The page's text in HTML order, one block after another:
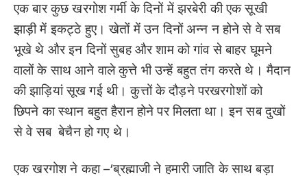
एक बार कुछ खरगोश गर्मी के दिनों में झरबेरी की एक सूखी
झाड़ी में इकट्ठे हुए। खेतों में उन दिनों अन्न न होने से वे सब
भूखे थे और इन दिनों सुबह और शाम को गांव से बाहर घूमने
वालों के साथ आने वाले कुत्ते भी उन्हें बहुत तंग करते थे। मैदान
की झाड़ियां सूख गई थी। कुत्तों के दौड़ने परखरगोशों को
छिपने का स्थान बहुत हैरान होने पर मिलता था। इन सब दुखों
से वे सब बेचैन हो गए थे।
एक खरगोश ने कहा –‘ब्रह्माजी ने हमारी जाति के साथ बड़ा